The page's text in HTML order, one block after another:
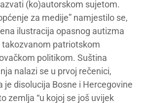
(ko)autorskom sujetom.
za medije” namjestilo se,
ilustracija opasnog autizma
takozvanom patriotskom
politikom. Suština
nalazi se u prvoj rečenici,
je disolucija Bosne i Hercegovine
zemlja “u kojoj se još uvijek